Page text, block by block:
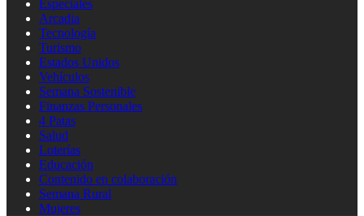
Especiales
Arcadia
Tecnología
Turismo
Estados Unidos
Vehículos
Semana Sostenible
Finanzas Personales
4 Patas
Salud
Loterías
Educación
Contenido en colaboración
Semana Rural
Mujeres